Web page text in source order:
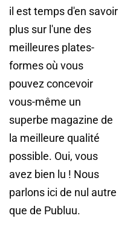
il est temps d'en savoir
plus sur l'une des
meilleures plates-
formes où vous
pouvez concevoir
vous-même un
superbe magazine de
la meilleure qualité
possible. Oui, vous
avez bien lu ! Nous
parlons ici de nul autre
que de Publuu.